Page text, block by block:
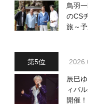
鳥羽
のCS
旅～
辰巳
ィバ
開催